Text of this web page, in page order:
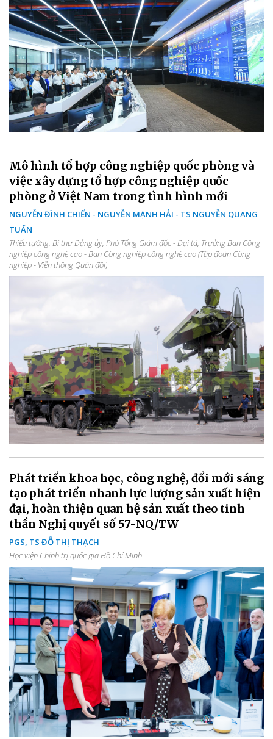
Mô hình tổ hợp công nghiệp quốc phòng và
việc xây dựng tổ hợp công nghiệp quốc
phòng ở Việt Nam trong tình hình mới
NGUYỄN ĐÌNH CHIẾN - NGUYỄN MẠNH HẢI - TS NGUYỄN QUANG
TUẤN
Thiếu tướng, Bí thư Đảng ủy, Phó Tổng Giám đốc - Đại tá, Trưởng Ban Công
nghiệp công nghệ cao - Ban Công nghiệp công nghệ cao (Tập đoàn Công
nghiệp - Viễn thông Quân đội)
Phát triển khoa học, công nghệ, đổi mới sáng
tạo phát triển nhanh lực lượng sản xuất hiện
đại, hoàn thiện quan hệ sản xuất theo tinh
thần Nghị quyết số 57-NQ/TW
PGS, TS ĐỖ THỊ THẠCH
Học viện Chính trị quốc gia Hồ Chí Minh